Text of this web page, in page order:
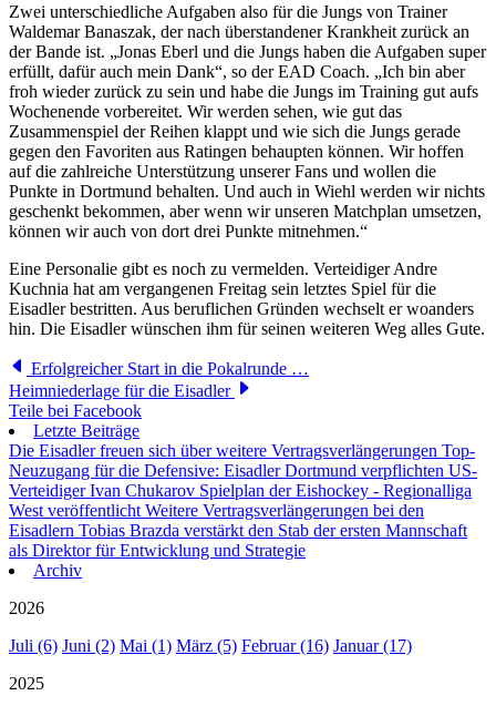
Zwei unterschiedliche Aufgaben also für die Jungs von Trainer
Waldemar Banaszak, der nach überstandener Krankheit zurück an
der Bande ist. „Jonas Eberl und die Jungs haben die Aufgaben super
erfüllt, dafür auch mein Dank“, so der EAD Coach. „Ich bin aber
froh wieder zurück zu sein und habe die Jungs im Training gut aufs
Wochenende vorbereitet. Wir werden sehen, wie gut das
Zusammenspiel der Reihen klappt und wie sich die Jungs gerade
gegen den Favoriten aus Ratingen behaupten können. Wir hoffen
auf die zahlreiche Unterstützung unserer Fans und wollen die
Punkte in Dortmund behalten. Und auch in Wiehl werden wir nichts
geschenkt bekommen, aber wenn wir unseren Matchplan umsetzen,
können wir auch von dort drei Punkte mitnehmen.“
Eine Personalie gibt es noch zu vermelden. Verteidiger Andre
Kuchnia hat am vergangenen Freitag sein letztes Spiel für die
Eisadler bestritten. Aus beruflichen Gründen wechselt er woanders
hin. Die Eisadler wünschen ihm für seinen weiteren Weg alles Gute.
Erfolgreicher Start in die Pokalrunde …
Heimniederlage für die Eisadler
Teile bei Facebook
Letzte Beiträge
Die Eisadler freuen sich über weitere Vertragsverlängerungen Top-
Neuzugang für die Defensive: Eisadler Dortmund verpflichten US-
Verteidiger Ivan Chukarov Spielplan der Eishockey - Regionalliga
West veröffentlicht Weitere Vertragsverlängerungen bei den
Eisadlern Tobias Brazda verstärkt den Stab der ersten Mannschaft
als Direktor für Entwicklung und Strategie
Archiv
2026
Juli (6) Juni (2) Mai (1) März (5) Februar (16) Januar (17)
2025